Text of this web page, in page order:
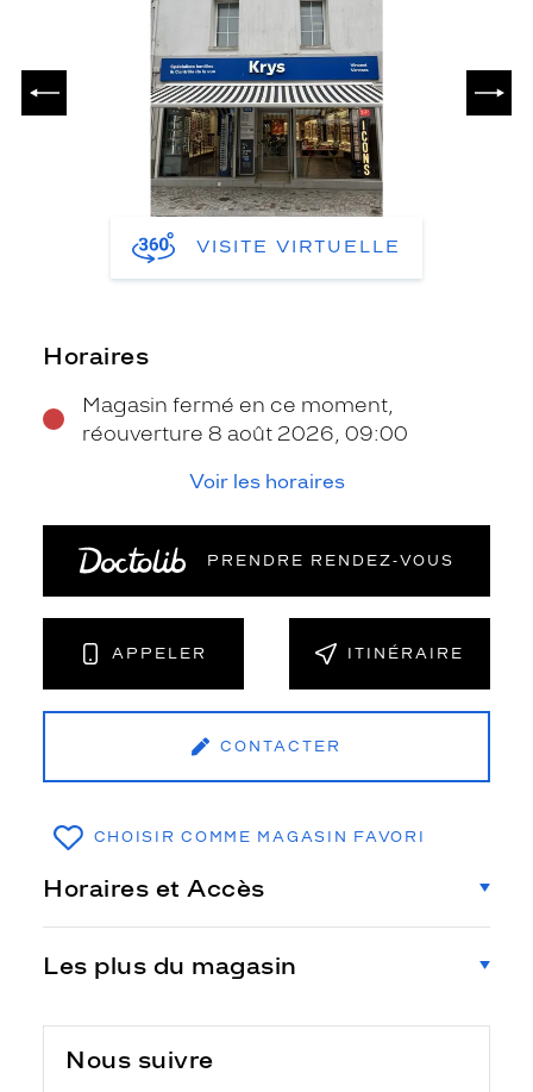
PRÉCÉDENT
VISITE VIRTUELLE
Horaires
Magasin fermé en ce moment,
réouverture 8 août 2026, 09:00
Voir les horaires
PRENDRE RENDEZ‑VOUS
APPELER ITINÉRAIRE
CONTACTER
CHOISIR COMME MAGASIN FAVORI
Horaires et Accès
Les plus du magasin
Nous suivre